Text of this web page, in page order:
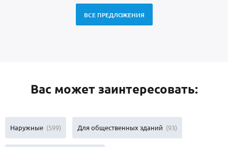
ВСЕ ПРЕДЛОЖЕНИЯ
Вас может заинтересовать:
Наружные (599) Для общественных зданий (93)